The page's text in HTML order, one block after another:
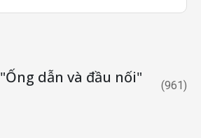
dẫn và đầu nối"
(961 )